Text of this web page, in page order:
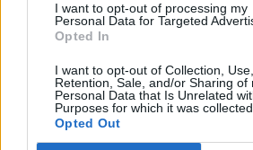
I want to opt-out of processing my
Personal Data for Targeted
Opted In
I want to opt-out of Collection, Use,
Retention, Sale, and/or Sharing of
Personal Data that Is Unrelated
Purposes for which it was collected.
Opted Out
van Vak-P."
Ajax Feyenoord PSV
Daarom zit Peter Bosz niet op
tegen FC Eindhoven